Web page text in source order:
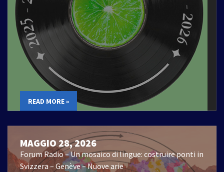
READ MORE »
MAGGIO 28, 2026
Forum Radio – Un mosaico di lingue: costruire ponti in
Svizzera – Genève – Nuove arie